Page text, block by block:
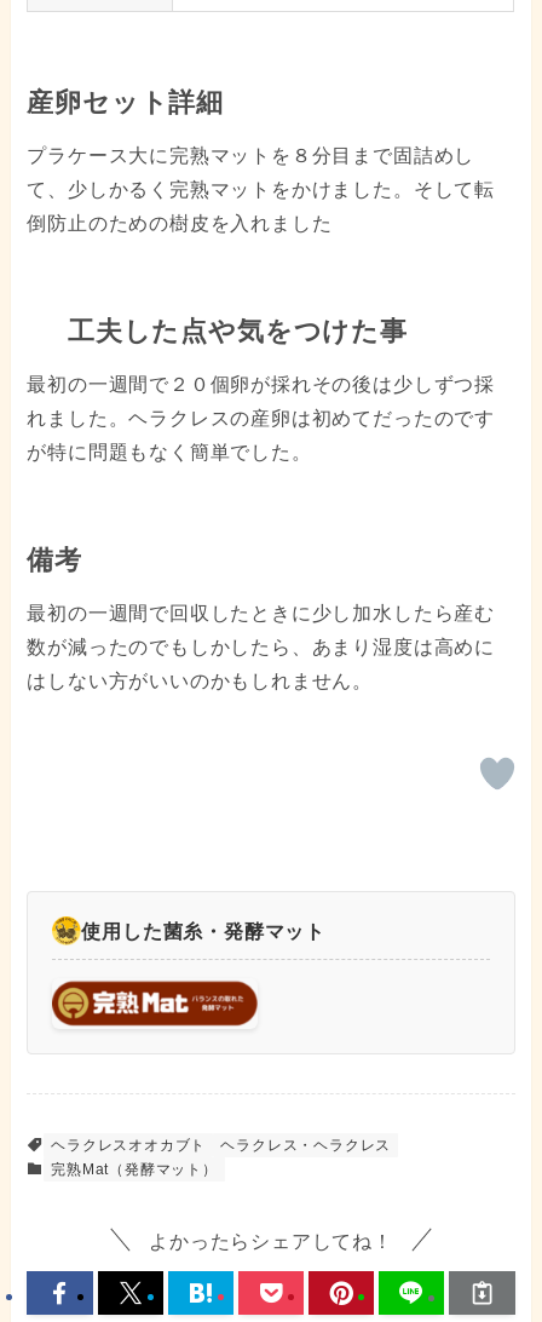
産卵セット詳細
プラケース大に完熟マットを８分目まで固詰めし
て、少しかるく完熟マットをかけました。そして転
倒防止のための樹皮を入れました
工夫した点や気をつけた事
最初の一週間で２０個卵が採れその後は少しずつ採
れました。ヘラクレスの産卵は初めてだったのです
が特に問題もなく簡単でした。
備考
最初の一週間で回収したときに少し加水したら産む
数が減ったのでもしかしたら、あまり湿度は高めに
はしない方がいいのかもしれません。
使用した菌糸・発酵マット
ヘラクレスオオカブト
ヘラクレス・ヘラクレス
完熟Mat（発酵マット）
よかったらシェアしてね！